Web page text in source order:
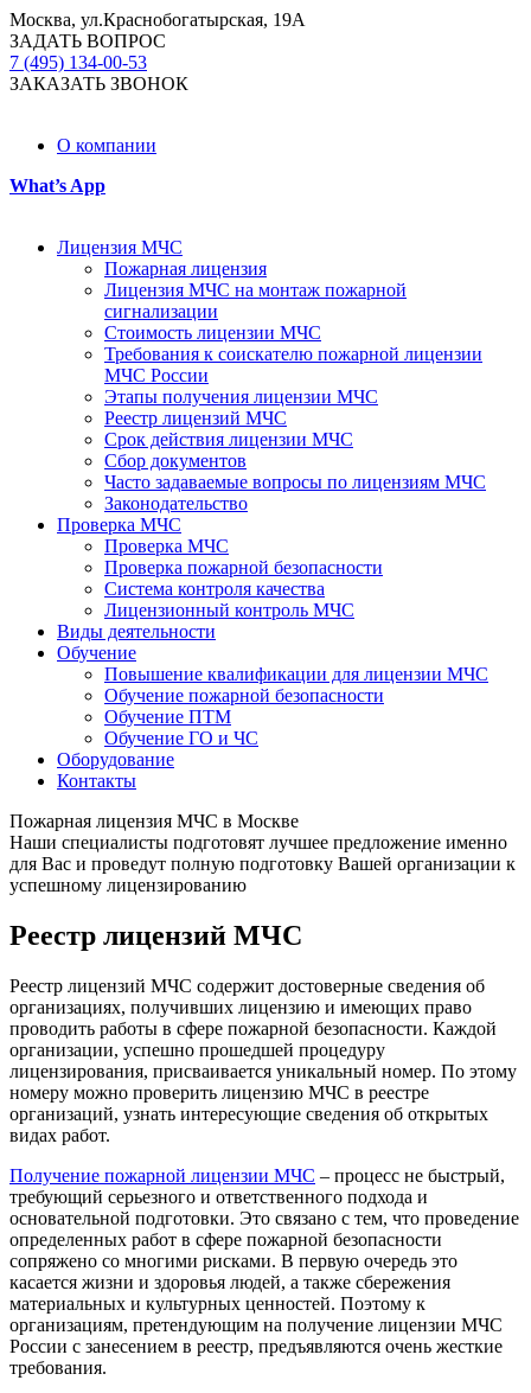
Москва, ул.Краснобогатырская, 19А
ЗАДАТЬ ВОПРОС
7 (495) 134-00-53
ЗАКАЗАТЬ ЗВОНОК
О компании
What’s App
Лицензия МЧС
Пожарная лицензия
Лицензия МЧС на монтаж пожарной
сигнализации
Стоимость лицензии МЧС
Требования к соискателю пожарной лицензии
МЧС России
Этапы получения лицензии МЧС
Реестр лицензий МЧС
Срок действия лицензии МЧС
Сбор документов
Часто задаваемые вопросы по лицензиям МЧС
Законодательство
Проверка МЧС
Проверка МЧС
Проверка пожарной безопасности
Система контроля качества
Лицензионный контроль МЧС
Виды деятельности
Обучение
Повышение квалификации для лицензии МЧС
Обучение пожарной безопасности
Обучение ПТМ
Обучение ГО и ЧС
Оборудование
Контакты
Пожарная лицензия МЧС в Москве
Наши специалисты подготовят лучшее предложение именно
для Вас и проведут полную подготовку Вашей организации к
успешному лицензированию
Реестр лицензий МЧС
Реестр лицензий МЧС содержит достоверные сведения об
организациях, получивших лицензию и имеющих право
проводить работы в сфере пожарной безопасности. Каждой
организации, успешно прошедшей процедуру
лицензирования, присваивается уникальный номер. По этому
номеру можно проверить лицензию МЧС в реестре
организаций, узнать интересующие сведения об открытых
видах работ.
Получение пожарной лицензии МЧС – процесс не быстрый,
требующий серьезного и ответственного подхода и
основательной подготовки. Это связано с тем, что проведение
определенных работ в сфере пожарной безопасности
сопряжено со многими рисками. В первую очередь это
касается жизни и здоровья людей, а также сбережения
материальных и культурных ценностей. Поэтому к
организациям, претендующим на получение лицензии МЧС
России с занесением в реестр, предъявляются очень жесткие
требования.